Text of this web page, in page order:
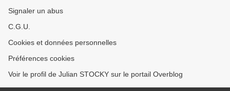
Signaler un abus
C.G.U.
Cookies et données personnelles
Préférences cookies
Voir le profil de Julian STOCKY sur le portail Overblog